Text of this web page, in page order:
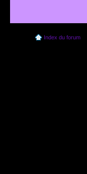
Index du forum